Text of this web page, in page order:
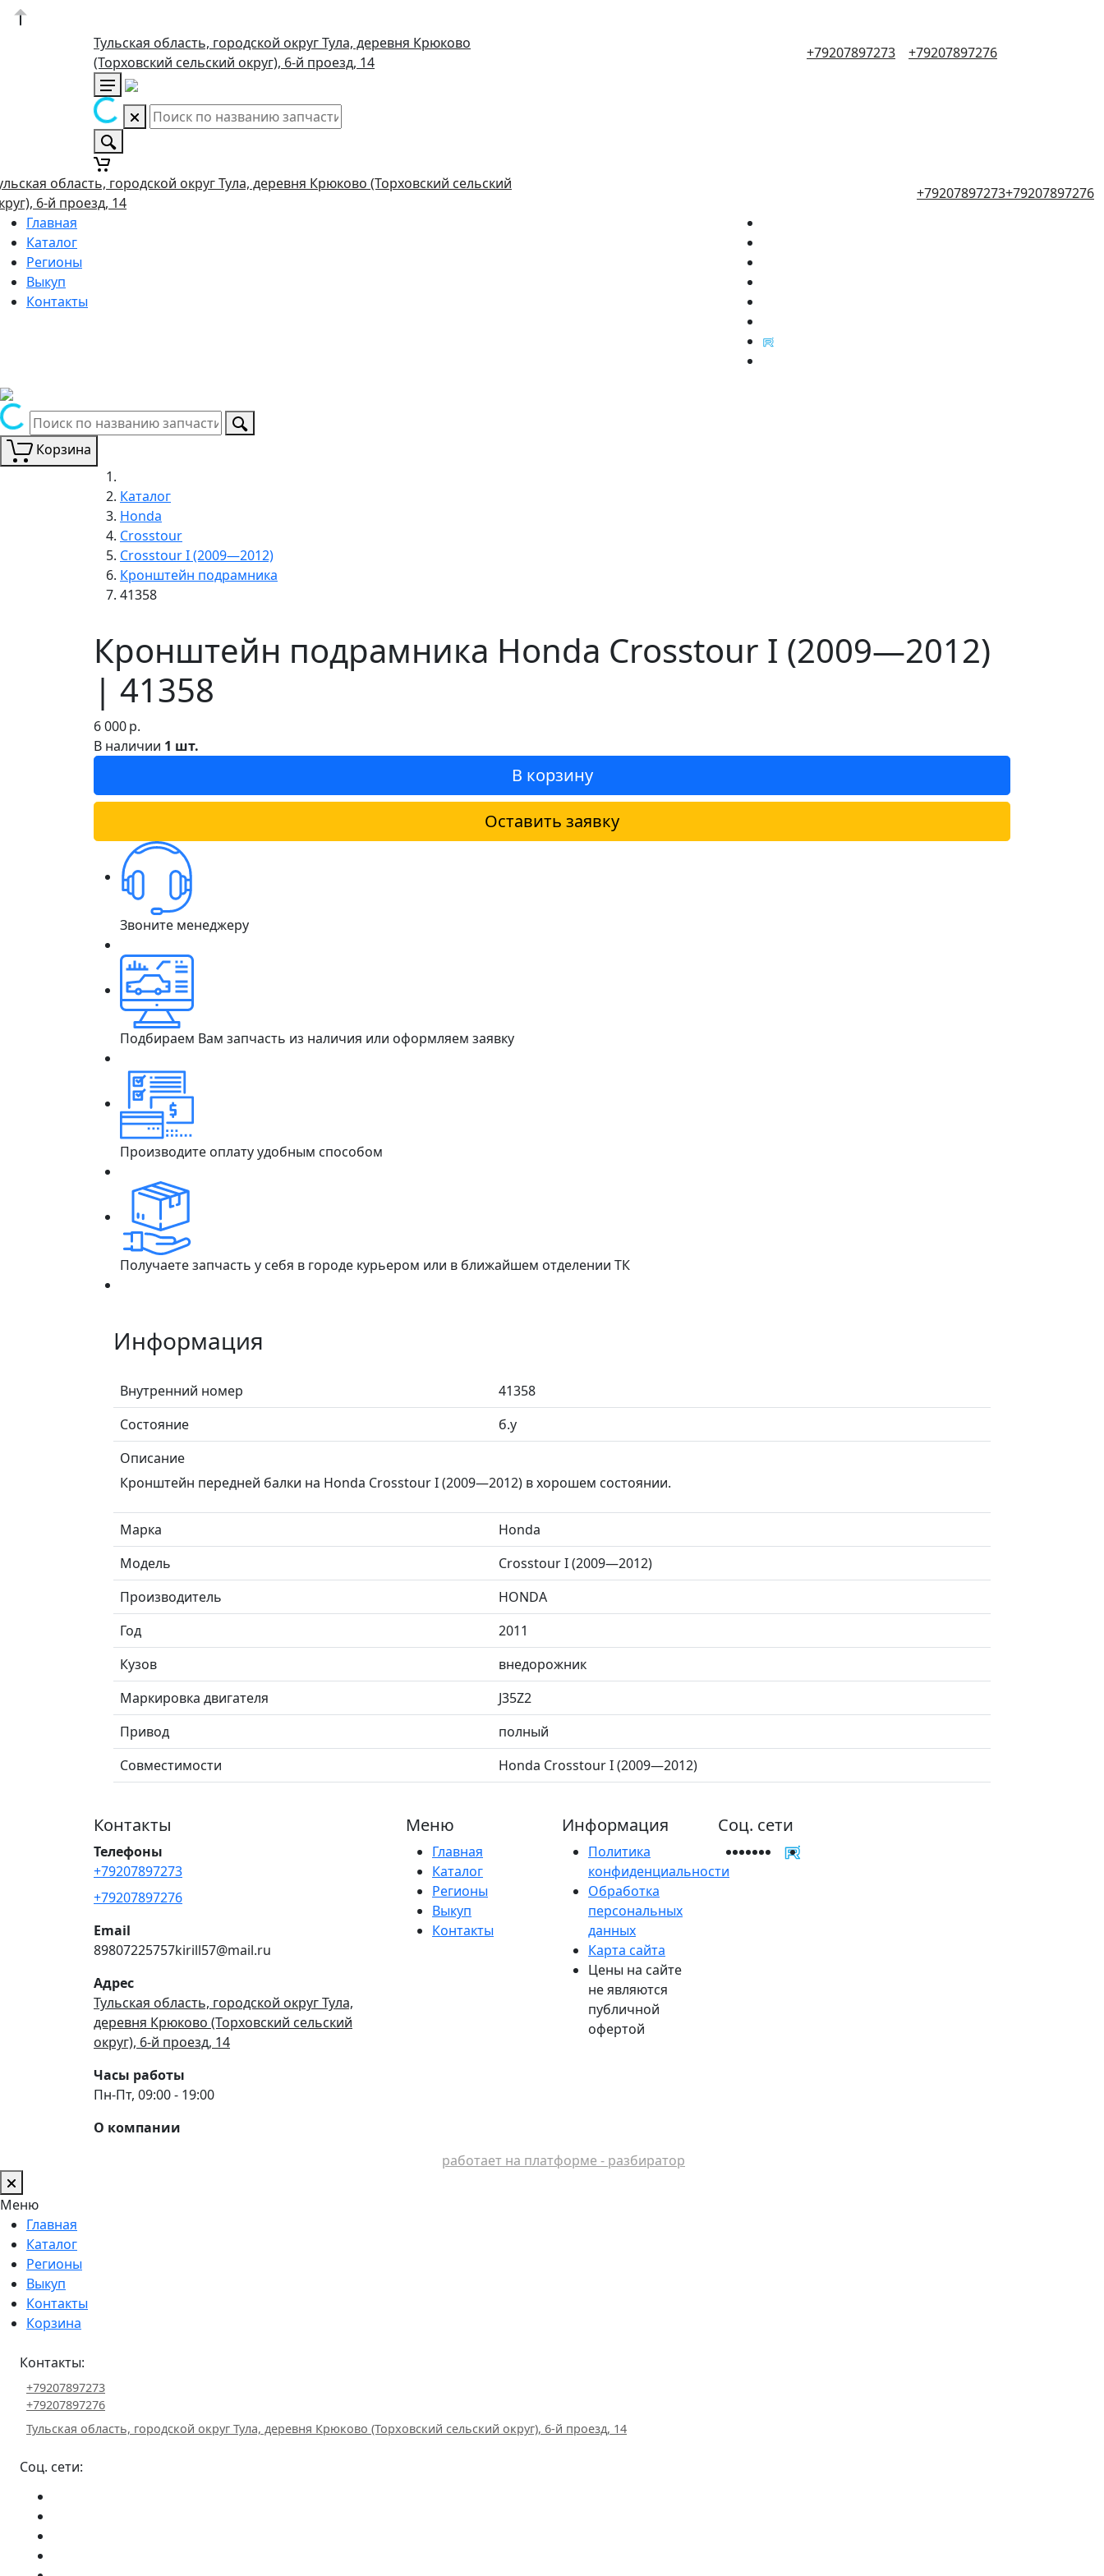
Тульская область, городской округ Тула, деревня Крюково
(Торховский сельский округ), 6-й проезд, 14
+79207897273 +79207897276
область, городской округ Тула, деревня Крюково (Торховский сельский
6-й проезд, 14
+79207897273+79207897276
Главная
Каталог
Регионы
Выкуп
Контакты
Корзина
Каталог
Honda
Crosstour
Crosstour I (2009—2012)
Кронштейн подрамника
41358
Кронштейн подрамника Honda Crosstour I (2009—2012)
| 41358
6 000р.
В наличии 1 шт.
В корзину
Оставить заявку
Звоните менеджеру
Подбираем Вам запчасть из наличия или оформляем заявку
Производите оплату удобным способом
Получаете запчасть у себя в городе курьером или в ближайшем отделении ТК
Информация
Внутренний номер
41358
Состояние
б.у
Описание
Кронштейн передней балки на Honda Crosstour I (2009—2012) в хорошем состоянии.
Марка
Honda
Модель
Crosstour I (2009—2012)
Производитель
HONDA
Год
2011
Кузов
внедорожник
Маркировка двигателя
J35Z2
Привод
полный
Совместимости
Honda Crosstour I (2009—2012)
Контакты
Телефоны
+79207897273
+79207897276
Email
89807225757kirill57@mail.ru
Адрес
Тульская область, городской округ Тула,
деревня Крюково (Торховский сельский
округ), 6-й проезд, 14
Часы работы
Пн-Пт, 09:00 - 19:00
О компании
Меню
Главная
Каталог
Регионы
Выкуп
Контакты
Информация
Политика
конфиденциальности
Обработка
персональных
данных
Карта сайта
Цены на сайте
не являются
публичной
офертой
Соц. сети
работает на платформе - разбиратор
Меню
Главная
Каталог
Регионы
Выкуп
Контакты
Корзина
Контакты:
+79207897273
+79207897276
Тульская область, городской округ Тула, деревня Крюково (Торховский сельский округ), 6-й проезд, 14
Соц. сети: